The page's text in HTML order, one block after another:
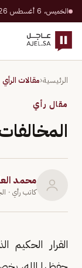
الخميس، 6 أغسطس 2026 · 23 صفر 1448 هـ
الرئيسية‹مقالات الرأي
مقال رأي
محمد
كاتب رأي ·
القرار الحكيم